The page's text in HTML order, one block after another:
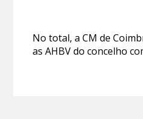
No total, a CM de
as AHBV do concelho